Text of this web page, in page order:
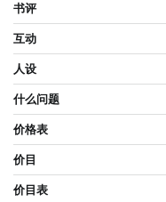
书评
互动
人设
什么问题
价格表
价目
价目表